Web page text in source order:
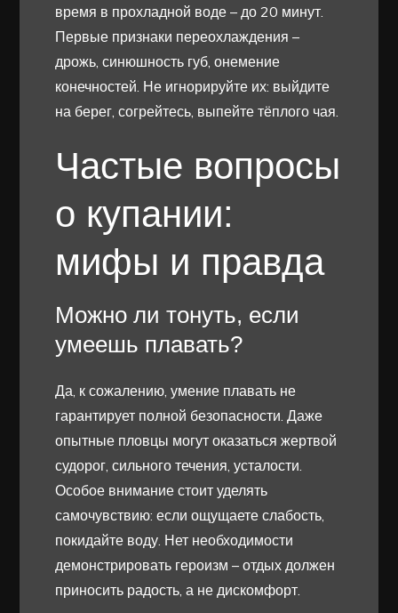
время в прохладной воде – до 20 минут.
Первые признаки переохлаждения –
дрожь, синюшность губ, онемение
конечностей. Не игнорируйте их: выйдите
на берег, согрейтесь, выпейте тёплого чая.
Частые вопросы
о купании:
мифы и правда
Можно ли тонуть, если
умеешь плавать?
Да, к сожалению, умение плавать не
гарантирует полной безопасности. Даже
опытные пловцы могут оказаться жертвой
судорог, сильного течения, усталости.
Особое внимание стоит уделять
самочувствию: если ощущаете слабость,
покидайте воду. Нет необходимости
демонстрировать героизм – отдых должен
приносить радость, а не дискомфорт.